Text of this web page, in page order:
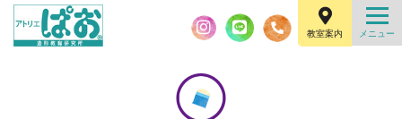
教室案内